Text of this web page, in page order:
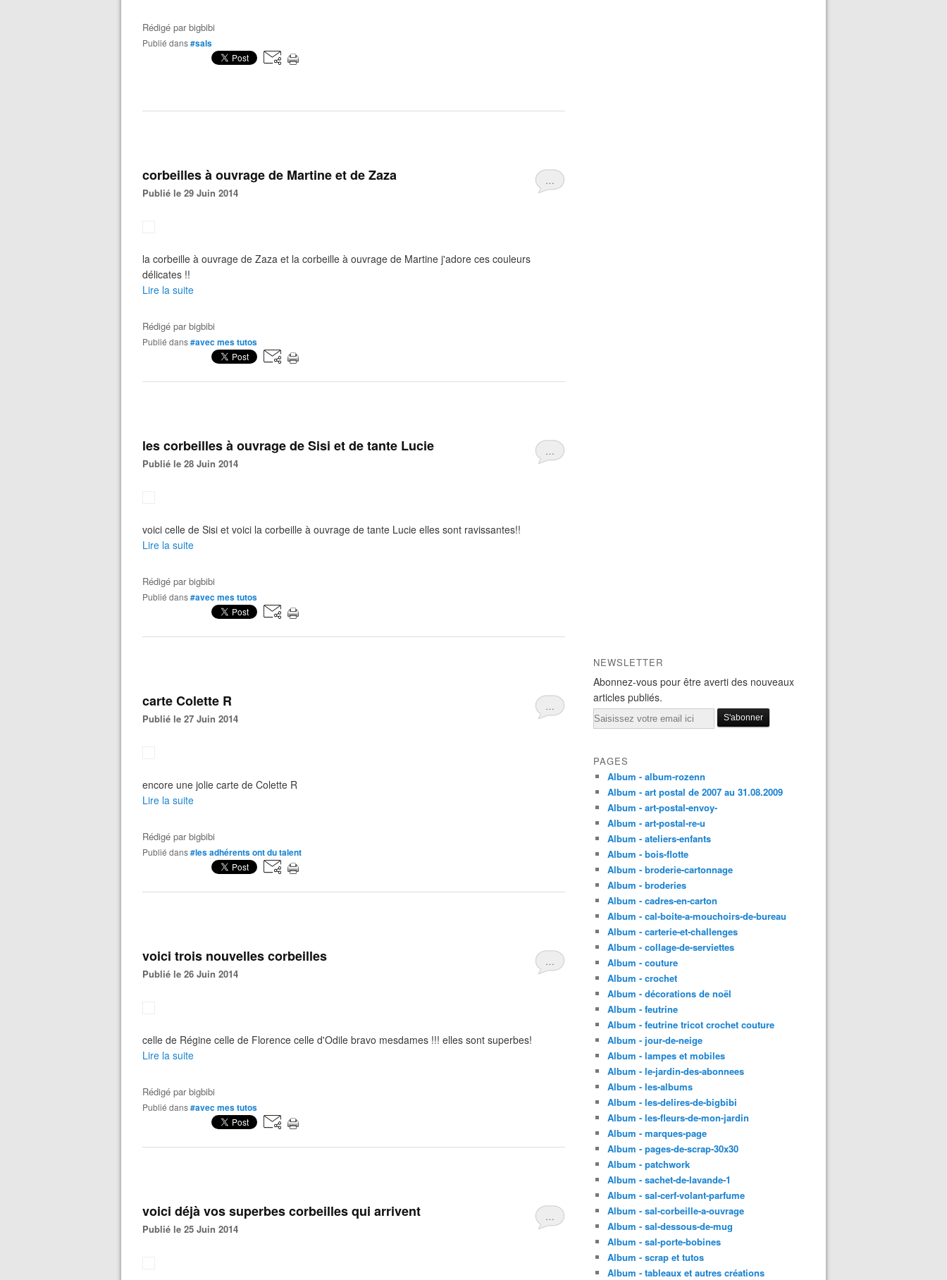
Rédigé parbigbibi
Publié dans#sals
…
corbeilles à ouvrage de Martine et de Zaza
Publié le 29 Juin 2014
la corbeille à ouvrage de Zaza et la corbeille à ouvrage de Martine j'adore ces couleurs
délicates !!
Lire la suite
Rédigé parbigbibi
Publié dans#avec mes tutos
…
les corbeilles à ouvrage de Sisi et de tante Lucie
Publié le 28 Juin 2014
voici celle de Sisi et voici la corbeille à ouvrage de tante Lucie elles sont ravissantes!!
Lire la suite
Rédigé parbigbibi
Publié dans#avec mes tutos
…
carte Colette R
Publié le 27 Juin 2014
encore une jolie carte de Colette R
Lire la suite
Rédigé parbigbibi
Publié dans#les adhérents ont du talent
…
voici trois nouvelles corbeilles
Publié le 26 Juin 2014
celle de Régine celle de Florence celle d'Odile bravo mesdames !!! elles sont superbes!
Lire la suite
Rédigé parbigbibi
Publié dans#avec mes tutos
…
voici déjà vos superbes corbeilles qui arrivent
Publié le 25 Juin 2014
NEWSLETTER
Abonnez-vous pour être averti des nouveaux
articles publiés.
Email
PAGES
Album - album-rozenn
Album - art postal de 2007 au 31.08.2009
Album - art-postal-envoy-
Album - art-postal-re-u
Album - ateliers-enfants
Album - bois-flotte
Album - broderie-cartonnage
Album - broderies
Album - cadres-en-carton
Album - cal-boite-a-mouchoirs-de-bureau
Album - carterie-et-challenges
Album - collage-de-serviettes
Album - couture
Album - crochet
Album - décorations de noël
Album - feutrine
Album - feutrine tricot crochet couture
Album - jour-de-neige
Album - lampes et mobiles
Album - le-jardin-des-abonnees
Album - les-albums
Album - les-delires-de-bigbibi
Album - les-fleurs-de-mon-jardin
Album - marques-page
Album - pages-de-scrap-30x30
Album - patchwork
Album - sachet-de-lavande-1
Album - sal-cerf-volant-parfume
Album - sal-corbeille-a-ouvrage
Album - sal-dessous-de-mug
Album - sal-porte-bobines
Album - scrap et tutos
Album - tableaux et autres créations